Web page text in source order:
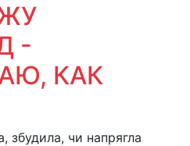
-
КАК
збудила, чи напрягла